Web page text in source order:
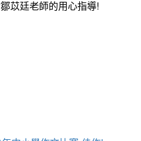
苡廷老師的用心指導!